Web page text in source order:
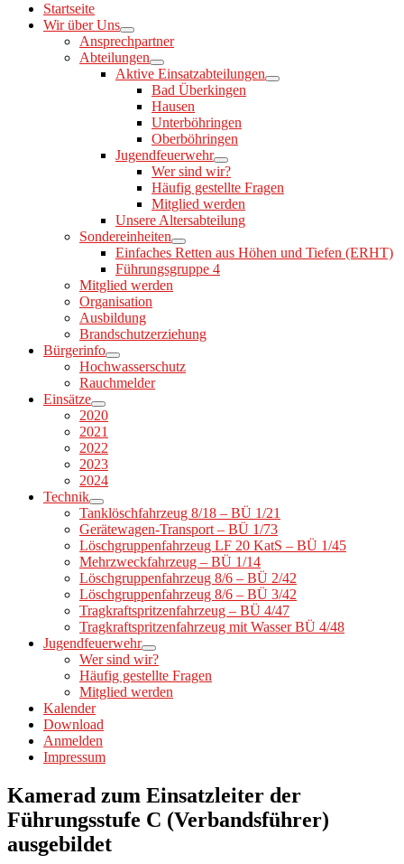
Startseite
Wir über Uns
Ansprechpartner
Abteilungen
Aktive Einsatzabteilungen
Bad Überkingen
Hausen
Unterböhringen
Oberböhringen
Jugendfeuerwehr
Wer sind wir?
Häufig gestellte Fragen
Mitglied werden
Unsere Altersabteilung
Sondereinheiten
Einfaches Retten aus Höhen und Tiefen (ERHT)
Führungsgruppe 4
Mitglied werden
Organisation
Ausbildung
Brandschutzerziehung
Bürgerinfo
Hochwasserschutz
Rauchmelder
Einsätze
2020
2021
2022
2023
2024
Technik
Tanklöschfahrzeug 8/18 – BÜ 1/21
Gerätewagen-Transport – BÜ 1/73
Löschgruppenfahrzeug LF 20 KatS – BÜ 1/45
Mehrzweckfahrzeug – BÜ 1/14
Löschgruppenfahrzeug 8/6 – BÜ 2/42
Löschgruppenfahrzeug 8/6 – BÜ 3/42
Tragkraftspritzenfahrzeug – BÜ 4/47
Tragkraftspritzenfahrzeug mit Wasser BÜ 4/48
Jugendfeuerwehr
Wer sind wir?
Häufig gestellte Fragen
Mitglied werden
Kalender
Download
Anmelden
Impressum
Kamerad zum Einsatzleiter der
Führungsstufe C (Verbandsführer)
ausgebildet